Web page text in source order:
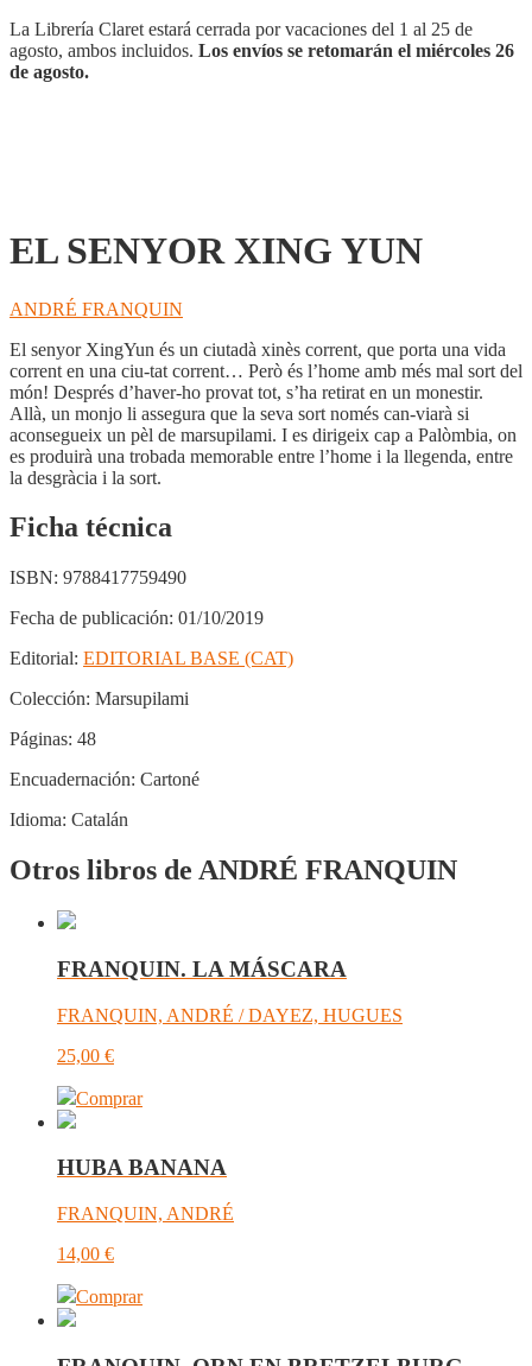
La Librería Claret estará cerrada por vacaciones del 1 al 25 de
agosto, ambos incluidos. Los envíos se retomarán el miércoles 26
de agosto.
EL SENYOR XING YUN
ANDRÉ FRANQUIN
El senyor XingYun és un ciutadà xinès corrent, que porta una vida
corrent en una ciu-tat corrent… Però és l’home amb més mal sort del
món! Després d’haver-ho provat tot, s’ha retirat en un monestir.
Allà, un monjo li assegura que la seva sort només can-viarà si
aconsegueix un pèl de marsupilami. I es dirigeix cap a Palòmbia, on
es produirà una trobada memorable entre l’home i la llegenda, entre
la desgràcia i la sort.
Ficha técnica
ISBN: 9788417759490
Fecha de publicación: 01/10/2019
Editorial: EDITORIAL BASE (CAT)
Colección: Marsupilami
Páginas: 48
Encuadernación: Cartoné
Idioma: Catalán
Otros libros de ANDRÉ FRANQUIN
FRANQUIN. LA MÁSCARA
FRANQUIN, ANDRÉ / DAYEZ, HUGUES
25,00 €
Comprar
HUBA BANANA
FRANQUIN, ANDRÉ
14,00 €
Comprar